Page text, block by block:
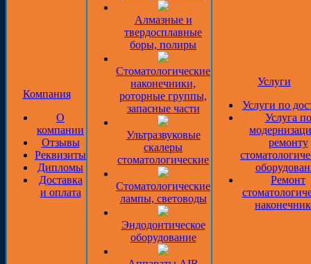
Компания
О
компании
Отзывы
Реквизиты
Дипломы
Доставка
и оплата
Алмазные и
твердосплавные
боры, полиры
Стоматологические
наконечники,
роторные группы,
запасные части
Ультразвуковые
скалеры
стоматологические
Стоматологические
лампы, световоды
Эндодонтическое
оборудование
Услуги
Услуги по
Услуга по
ремонту
Ремонт